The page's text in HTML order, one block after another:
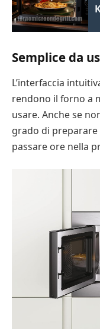
Semplice da
L’interfaccia
rendono il forno a
usare. Anche se
grado di preparare
passare ore nella